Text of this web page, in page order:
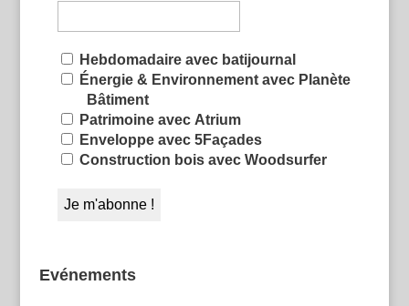
Hebdomadaire avec batijournal
Énergie & Environnement avec Planète
Bâtiment
Patrimoine avec Atrium
Enveloppe avec 5Façades
Construction bois avec Woodsurfer
Evénements